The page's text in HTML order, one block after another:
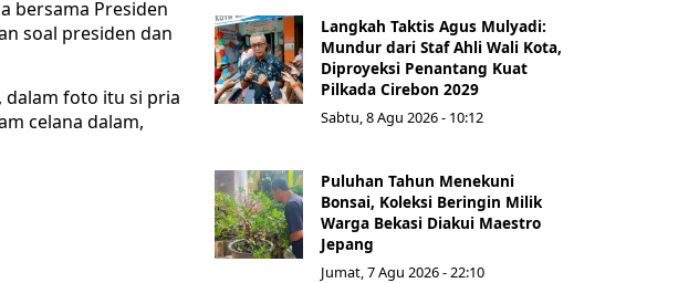
bersama Presiden
soal presiden dan
dalam foto itu si pria
celana dalam,
Langkah Taktis Agus Mulyadi:
Mundur dari Staf Ahli Wali Kota,
Diproyeksi Penantang Kuat
Pilkada Cirebon 2029
Sabtu, 8 Agu 2026 - 10:12
Puluhan Tahun Menekuni
Bonsai, Koleksi Beringin Milik
Warga Bekasi Diakui Maestro
Jepang
Jumat, 7 Agu 2026 - 22:10